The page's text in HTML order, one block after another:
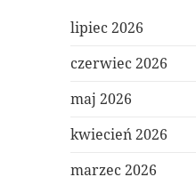
lipiec 2026
czerwiec 2026
maj 2026
kwiecień 2026
marzec 2026